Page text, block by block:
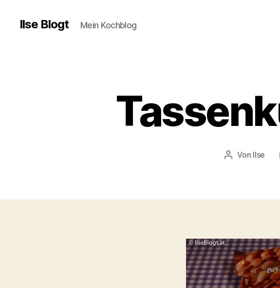
Ilse Blogt Mein Kochblog
Beitragsautor
Von Ilse